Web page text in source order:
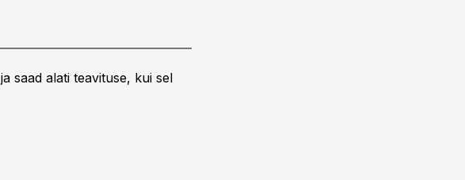
saad alati teavituse, kui sel